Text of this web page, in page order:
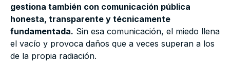
gestiona también con comunicación pública
honesta, transparente y técnicamente
fundamentada. Sin esa comunicación, el miedo llena
el vacío y provoca daños que a veces superan a los
de la propia radiación.